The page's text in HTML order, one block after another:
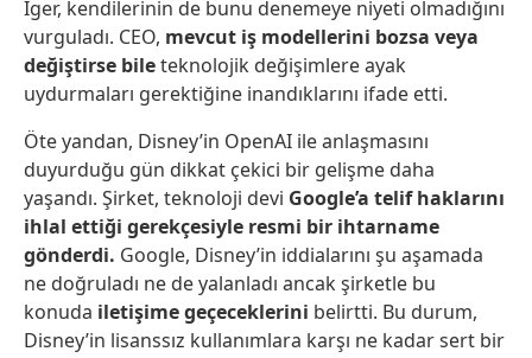
Iger, kendilerinin de bunu denemeye niyeti olmadığını
vurguladı. CEO, mevcut iş modellerini bozsa veya
değiştirse bileteknolojik değişimlere ayak
uydurmaları gerektiğine inandıklarını ifade etti.
Öte yandan, Disney’in OpenAI ile anlaşmasını
duyurduğu gün dikkat çekici bir gelişme daha
yaşandı. Şirket, teknoloji devi Google’a telif haklarını
ihlal ettiği gerekçesiyle resmi bir ihtarname
gönderdi. Google, Disney’in iddialarını şu aşamada
ne doğruladı ne de yalanladı ancak şirketle bu
konuda iletişime geçeceklerini belirtti. Bu durum,
Disney’in lisanssız kullanımlara karşı ne kadar sert bir